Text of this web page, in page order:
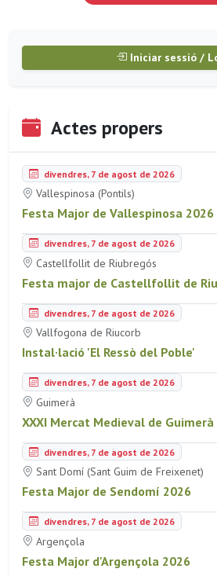
Iniciar sessió /
Actes propers
divendres, 7 de agost de 2026
Vallespinosa (Pontils)
Festa Major de Vallespinosa 2026
divendres, 7 de agost de 2026
Castellfollit de Riubregós
Festa major de Castellfollit de
divendres, 7 de agost de 2026
Vallfogona de Riucorb
Instal·lació 'El Ressò del Poble'
divendres, 7 de agost de 2026
Guimerà
XXXI Mercat Medieval de Guimerà
divendres, 7 de agost de 2026
Sant Domí (Sant Guim de Freixenet)
Festa Major de Sendomí 2026
divendres, 7 de agost de 2026
Argençola
Festa Major d'Argençola 2026